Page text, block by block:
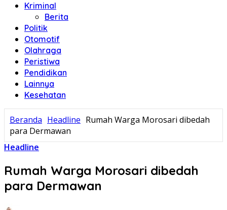
Kriminal
Berita
Politik
Otomotif
Olahraga
Peristiwa
Pendidikan
Lainnya
Kesehatan
Beranda Headline Rumah Warga Morosari dibedah
para Dermawan
Headline
Rumah Warga Morosari dibedah
para Dermawan